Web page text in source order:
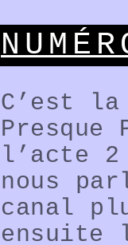
C’est la
Presque
l’acte
nous
canal
ensuite